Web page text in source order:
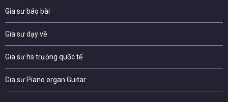
Gia sư báo bài
Gia sư dạy vẽ
Gia sư hs trường quốc tế
Gia sư Piano organ Guitar